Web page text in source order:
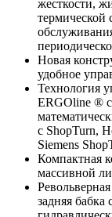
жесткости,
термической
Новая
удобное
Технология
ERGOline ®
с ShopTurn,
Siemens
Компактная
массивной
задняя